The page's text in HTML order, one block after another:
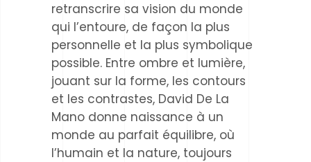
retranscrire sa vision du monde
qui l’entoure, de façon la plus
personnelle et la plus symbolique
possible. Entre ombre et lumière,
jouant sur la forme, les contours
et les contrastes, David De La
Mano donne naissance à un
monde au parfait équilibre, où
l’humain et la nature, toujours